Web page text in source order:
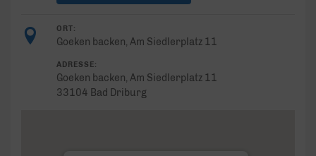
ORT:
Goeken backen, Am Siedlerplatz 11
ADRESSE:
Goeken backen, Am Siedlerplatz 11
33104 Bad Driburg